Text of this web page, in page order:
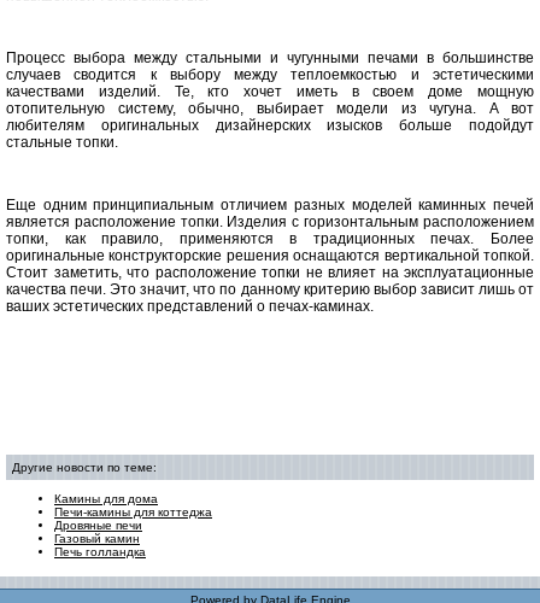
Процесс выбора между стальными и чугунными печами в большинстве
случаев сводится к выбору между теплоемкостью и эстетическими
качествами изделий. Те, кто хочет иметь в своем доме мощную
отопительную систему, обычно, выбирает модели из чугуна. А вот
любителям оригинальных дизайнерских изысков больше подойдут
стальные топки.
Еще одним принципиальным отличием разных моделей каминных печей
является расположение топки. Изделия с горизонтальным расположением
топки, как правило, применяются в традиционных печах. Более
оригинальные конструкторские решения оснащаются вертикальной топкой.
Стоит заметить, что расположение топки не влияет на эксплуатационные
качества печи. Это значит, что по данному критерию выбор зависит лишь от
ваших эстетических представлений о печах-каминах.
Другие новости по теме:
Камины для дома
Печи-камины для коттеджа
Дровяные печи
Газовый камин
Печь голландка
Powered by DataLife Engine